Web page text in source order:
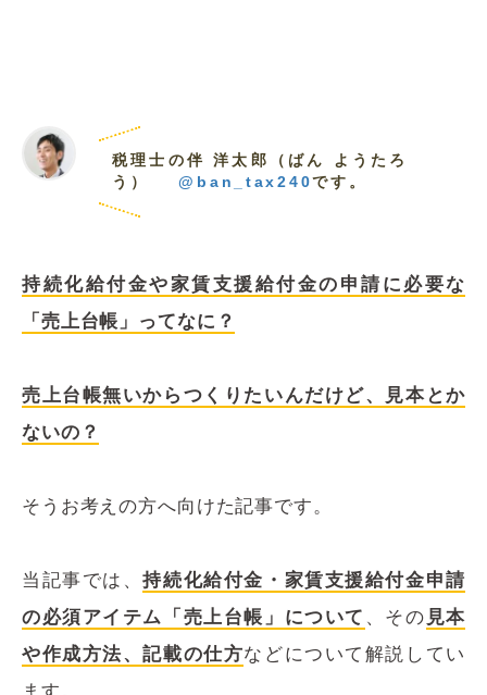
税理士の伴 洋太郎（ばん ようたろ
う）
@ban_tax240です。
持続化給付金や家賃支援給付金の申請に必要な
「売上台帳」ってなに？
売上台帳無いからつくりたいんだけど、見本とか
ないの？
そうお考えの方へ向けた記事です。
当記事では、持続化給付金・家賃支援給付金申請
の必須アイテム「売上台帳」について 、その 見本
や作成方法、記載の仕方などについて解説してい